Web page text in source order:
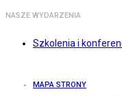
NASZE WYDARZENIA
Szkolenia i
MAPA STRONY